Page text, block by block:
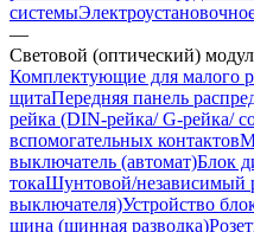
системы
—
Световой (оптический)
Комплектующие для малого
щитаПередняя панель
рейка (DIN-рейка/ G-рейка/
вспомогательных контактов
выключатель (автомат)Блок
токаШунтовой/независимый
выключателя)Устройство
шина (шинная разводка)